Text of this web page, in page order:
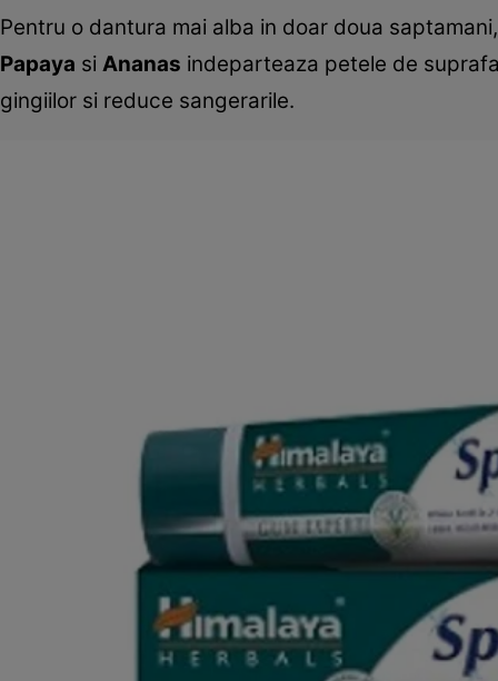
Pentru o dantura mai alba in doar doua
Papaya si Ananas indeparteaza petele de
gingiilor si reduce sangerarile.